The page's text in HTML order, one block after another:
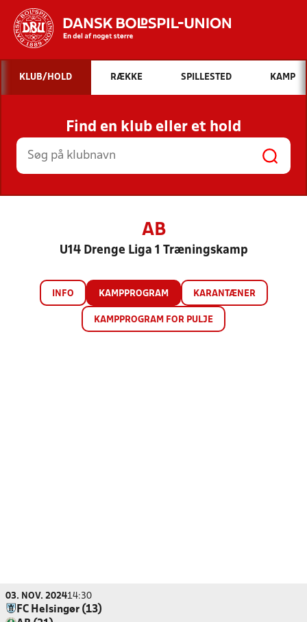
Hvad vil du søge efter?
INDHOLD OG NYHEDER
STILLINGER, RESULTATER, KLUBBER OG
HOLD
KLUB/HOLD RÆKKE SPILLESTED KAMP
Find en klub eller et hold
AB
U14 Drenge Liga 1 Træningskamp
INFO KAMPPROGRAM KARANTÆNER
KAMPPROGRAM FOR PULJE
03. NOV. 202414:30
FC Helsingør (13)